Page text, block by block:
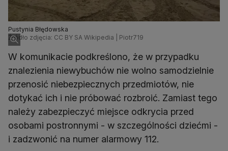
Pustynia Błędowska
Źródło zdjęcia: CC BY SA Wikipedia | Piotr719
W komunikacie podkreślono, że w przypadku
znalezienia niewybuchów nie wolno samodzielnie
przenosić niebezpiecznych przedmiotów, nie
dotykać ich i nie próbować rozbroić. Zamiast tego
należy zabezpieczyć miejsce odkrycia przed
osobami postronnymi - w szczególności dziećmi -
i zadzwonić na numer alarmowy 112.